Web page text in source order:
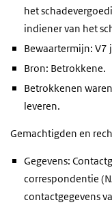
het
indiener van het
Bewaartermijn: V7
Bron: Betrokkene.
Betrokkenen
leveren.
Gemachtigden en
Gegevens:
correspondentie
contactgegevens